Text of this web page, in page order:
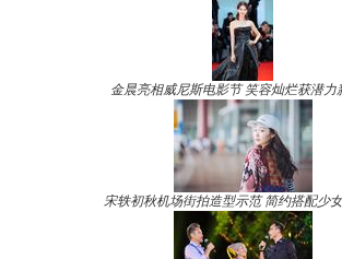
金晨亮相威尼斯电影节 笑容灿烂获潜力
宋轶初秋机场街拍造型示范 简约搭配少